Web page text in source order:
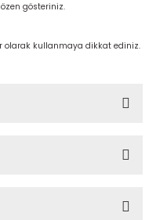
gösteriniz.
olarak kullanmaya dikkat ediniz.